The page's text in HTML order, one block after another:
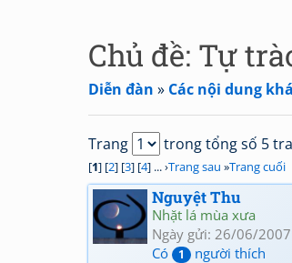
Chủ đề: Tự
Diễn đàn » Các nội dung
Trang trong tổng số 5
[1] [2] [3] [4] ... ›Trang sau »Trang cuối
Nguyệt Thu
Nhặt lá mùa xưa
Ngày gửi: 26/06/
Có
1 người thích